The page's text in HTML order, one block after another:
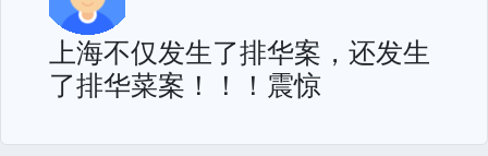
上海不仅发生了排华案，还发生
了排华菜案！！！震惊